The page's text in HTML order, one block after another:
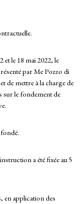
et le 18 mai 2022, le
par Me Pozzo di
de mettre à la charge de
sur le fondement de
a été fixée au 5
en application des